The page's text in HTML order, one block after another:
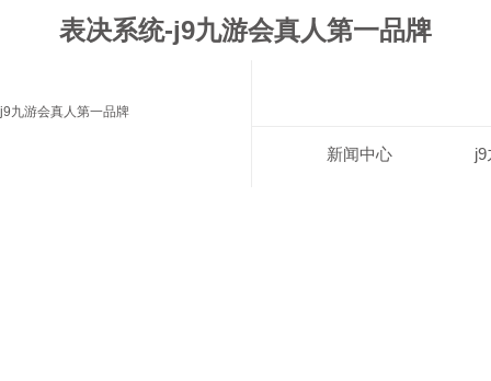
表决系统-j9九游会真人第一品牌
j9九游会真人第一品牌
新闻中心